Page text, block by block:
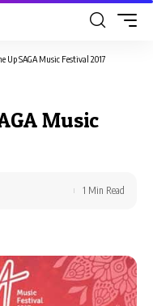
Up SAGA Music Festival 2017
Music
1 Min Read